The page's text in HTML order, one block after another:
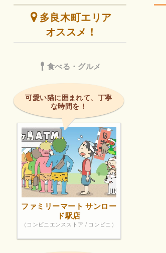
多良木町エリア
オススメ！
食べる・グルメ
可愛い猫に囲まれて、丁寧
な時間を！
ファミリーマート サンロー
ド駅店
（コンビニエンスストア / コンビニ）